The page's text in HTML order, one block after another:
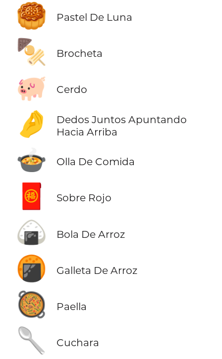
🥮 Pastel De Luna
🍢 Brocheta
🐖 Cerdo
🤌
Dedos Juntos Apuntando
Hacia Arriba
🍲 Olla De Comida
🧧 Sobre Rojo
🍙 Bola De Arroz
🍘 Galleta De Arroz
🥘 Paella
🥄 Cuchara